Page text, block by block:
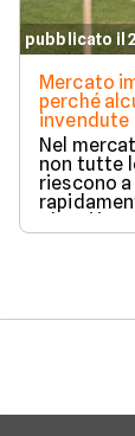
pubblicato il
Mercato
perché
invendute
Nel
non tutte
riescono
Alcuni
venduti in